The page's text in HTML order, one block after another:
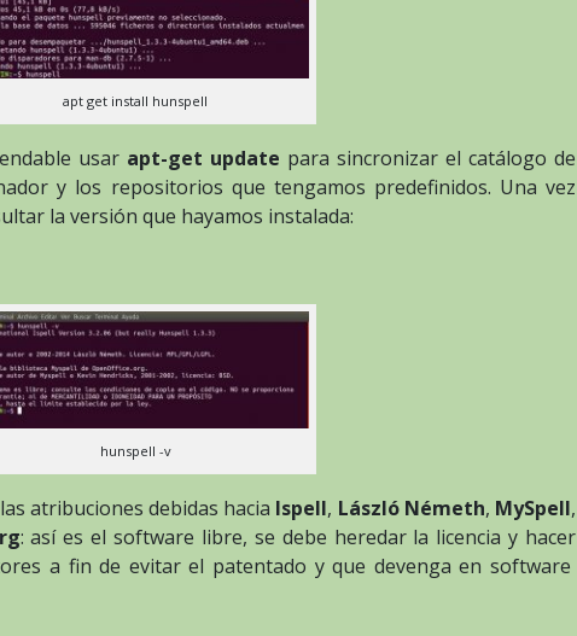
apt get install hunspell
usar apt-get update para sincronizar el catálogo de
y los repositorios que tengamos predefinidos. Una vez
la versión que hayamos instalada:
hunspell -v
atribuciones debidas hacia Ispell, László Németh, MySpell,
: así es el software libre, se debe heredar la licencia y hacer
a fin de evitar el patentado y que devenga en software